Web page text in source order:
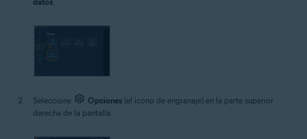
Seleccione Opciones (el icono de engranaje) en la parte superior
derecha de la pantalla.